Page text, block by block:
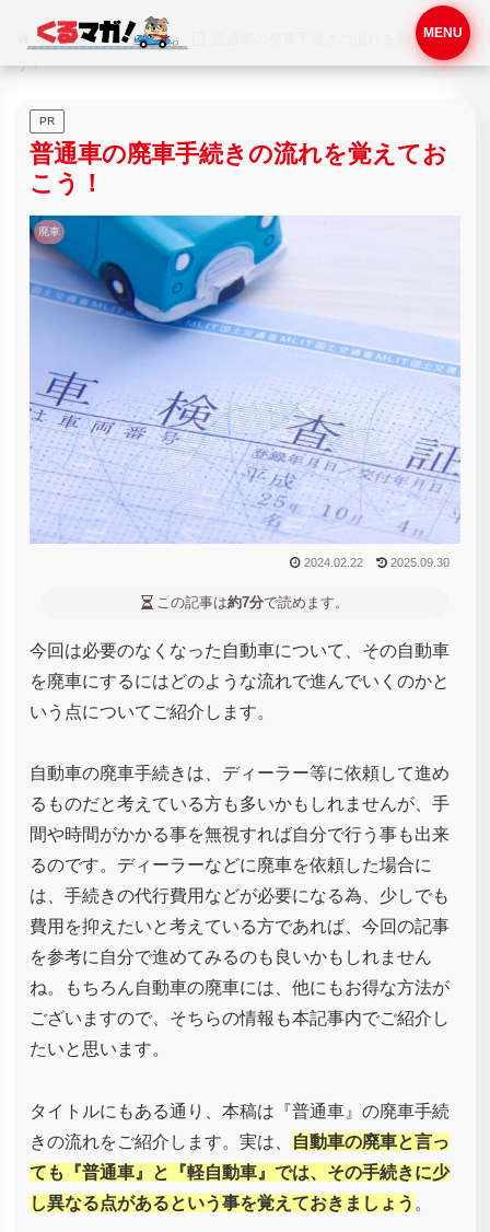
ホーム 廃車
普通車の廃車手続きの流れを覚えておこ
う！
PR
普通車の廃車手続きの流れを覚えてお
こう！
廃車
2024.02.22 2025.09.30
この記事は約7分で読めます。
今回は必要のなくなった自動車について、その自動車
を廃車にするにはどのような流れで進んでいくのかと
いう点についてご紹介します。
自動車の廃車手続きは、ディーラー等に依頼して進め
るものだと考えている方も多いかもしれませんが、手
間や時間がかかる事を無視すれば自分で行う事も出来
るのです。ディーラーなどに廃車を依頼した場合に
は、手続きの代行費用などが必要になる為、少しでも
費用を抑えたいと考えている方であれば、今回の記事
を参考に自分で進めてみるのも良いかもしれません
ね。もちろん自動車の廃車には、他にもお得な方法が
ございますので、そちらの情報も本記事内でご紹介し
たいと思います。
タイトルにもある通り、本稿は『普通車』の廃車手続
きの流れをご紹介します。実は、
自動車の廃車と言っ
ても『普通車』と『軽自動車』では、その手続きに少
し異なる点があるという事を覚えておきましょう 。
MENU